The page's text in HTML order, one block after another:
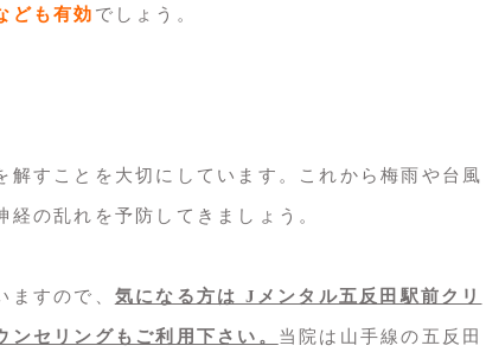
ども有効 でしょう。
解すことを大切にしています。これから梅雨や台風
の乱れを予防してきましょう。
すので、 気になる方は Jメンタル五反田駅前クリ
セリングもご利用下さい。 当院は山手線の五反田